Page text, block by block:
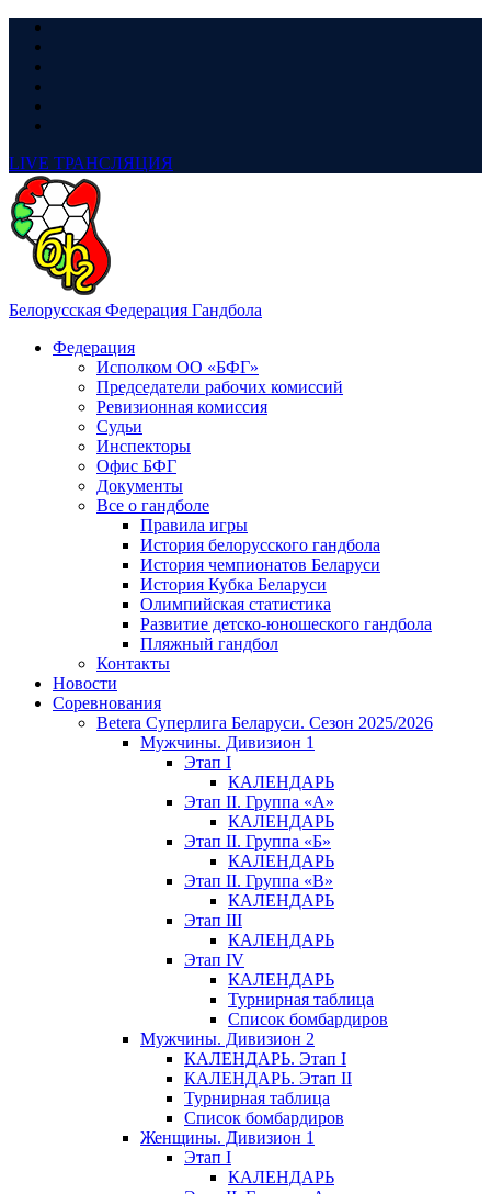
LIVE ТРАНСЛЯЦИЯ
Белорусская Федерация Гандбола
Федерация
Исполком ОО «БФГ»
Председатели рабочих комиссий
Ревизионная комиссия
Судьи
Инспекторы
Офис БФГ
Документы
Все о гандболе
Правила игры
История белорусского гандбола
История чемпионатов Беларуси
История Кубка Беларуси
Олимпийская статистика
Развитие детско-юношеского гандбола
Пляжный гандбол
Контакты
Новости
Соревнования
Betera Суперлига Беларуси. Сезон 2025/2026
Мужчины. Дивизион 1
Этап I
КАЛЕНДАРЬ
Этап II. Группа «А»
КАЛЕНДАРЬ
Этап II. Группа «Б»
КАЛЕНДАРЬ
Этап II. Группа «В»
КАЛЕНДАРЬ
Этап III
КАЛЕНДАРЬ
Этап IV
КАЛЕНДАРЬ
Турнирная таблица
Список бомбардиров
Мужчины. Дивизион 2
КАЛЕНДАРЬ. Этап I
КАЛЕНДАРЬ. Этап II
Турнирная таблица
Список бомбардиров
Женщины. Дивизион 1
Этап I
КАЛЕНДАРЬ